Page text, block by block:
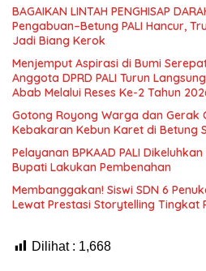
BAGAIKAN LINTAH PENGHISAP
Pengabuan–Betung PALI Hancur,
Jadi Biang Kerok
Menjemput Aspirasi di Bumi
Anggota DPRD PALI Turun
Abab Melalui Reses Ke-2 Tahun
Gotong Royong Warga dan Gerak
Kebakaran Kebun Karet di Betung
Pelayanan BPKAAD PALI
Bupati Lakukan Pembenahan
Membanggakan! Siswi SDN 6
Lewat Prestasi Storytelling Tingkat
Dilihat : 1,668